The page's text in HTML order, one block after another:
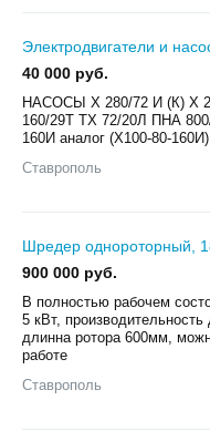
Электродвигатели и
40 000 руб.
НАСОСЫ Х 280/72 И (К) Х
160/29Т ТХ 72/20Л ПНА
160И аналог (Х100-80-
Ставрополь
Шредер однороторный,
900 000 руб.
В полностью рабочем
5 кВт, производительность
длинна ротора 600мм,
работе
Ставрополь